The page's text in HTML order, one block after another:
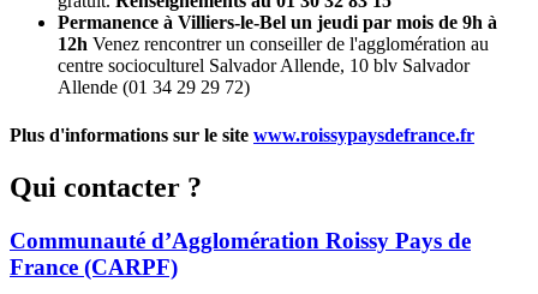
Permanence à Villiers-le-Bel un jeudi par mois de 9h à
12h Venez rencontrer un conseiller de l'agglomération au
centre socioculturel Salvador Allende, 10 blv Salvador
Allende (01 34 29 29 72)
Plus d'informations sur le site www.roissypaysdefrance.fr
Qui contacter ?
Communauté d’Agglomération Roissy Pays de
France (CARPF)